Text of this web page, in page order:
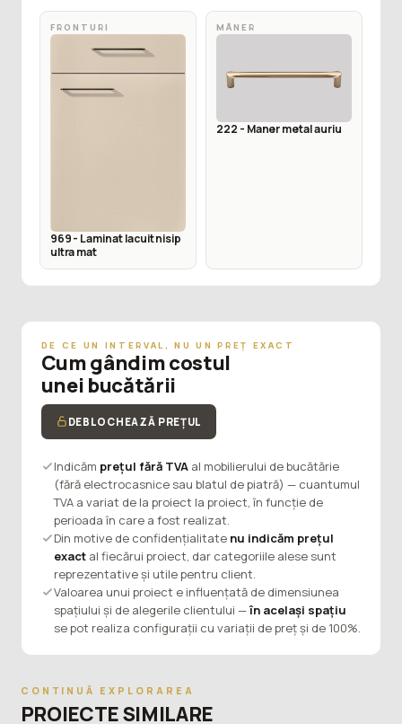
FRONTURI
969 - Laminat lacuit nisip
ultra mat
MÂNER
222 - Maner metal auriu
DE CE UN INTERVAL, NU UN PREȚ EXACT
Cum gândim costul
unei bucătării
DEBLOCHEAZĂ PREȚUL
Indicăm prețul fără TVAal mobilierului de bucătărie
(fără electrocasnice sau blatul de piatră) — cuantumul
TVA a variat de la proiect la proiect, în funcție de
perioada în care a fost realizat.
Din motive de confidențialitate nu indicăm prețul
exactal fiecărui proiect, dar categoriile alese sunt
reprezentative și utile pentru client.
Valoarea unui proiect e influențată de dimensiunea
spațiului și de alegerile clientului —în același spațiu
se pot realiza configurații cu variații de preț și de 100%.
CONTINUĂ EXPLORAREA
PROIECTE SIMILARE